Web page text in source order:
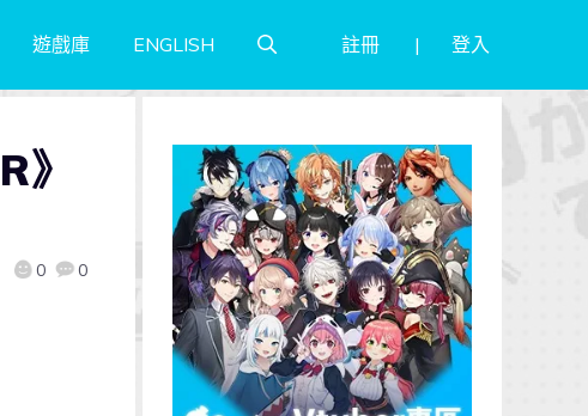
遊戲庫 ENGLISH 註冊 登入
0 0